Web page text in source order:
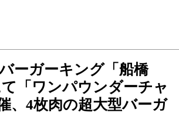
ーガーキング「船橋
「ワンパウンダーチャ
、4枚肉の超大型バーガ